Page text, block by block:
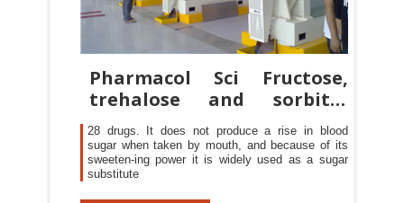
Pharmacol Sci Fructose,
trehalose and sorbitol
malabsorption
28 drugs. It does not produce a rise in blood
sugar when taken by mouth, and because of its
sweeten-ing power it is widely used as a sugar
substitute